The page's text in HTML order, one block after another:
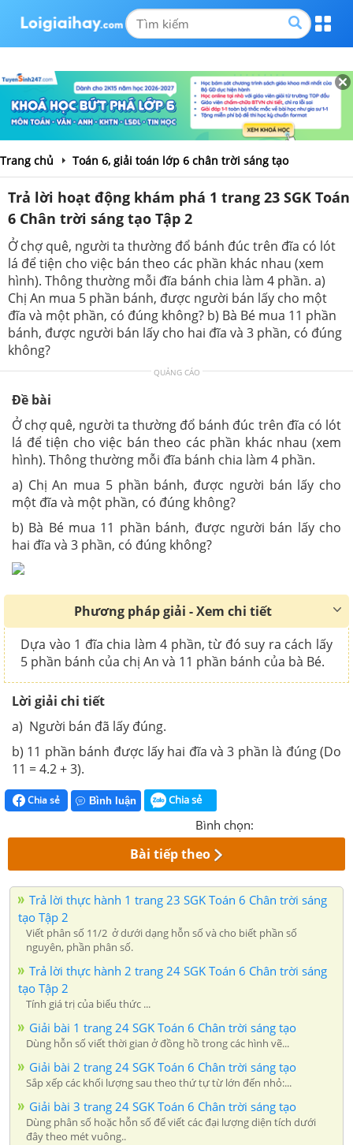
Trang chủ Toán 6, giải toán lớp 6 chân trời sáng tạo
Trả lời hoạt động khám phá 1 trang 23 SGK Toán
6 Chân trời sáng tạo Tập 2
Ở chợ quê, người ta thường đổ bánh đúc trên đĩa có lót
lá để tiện cho việc bán theo các phần khác nhau (xem
hình). Thông thường mỗi đĩa bánh chia làm 4 phần. a)
Chị An mua 5 phần bánh, được người bán lấy cho một
đĩa và một phần, có đúng không? b) Bà Bé mua 11 phần
bánh, được người bán lấy cho hai đĩa và 3 phần, có đúng
không?
QUẢNG CÁO
Đề bài
Ở chợ quê, người ta thường đổ bánh đúc trên đĩa có lót
lá để tiện cho việc bán theo các phần khác nhau (xem
hình). Thông thường mỗi đĩa bánh chia làm 4 phần.
a) Chị An mua 5 phần bánh, được người bán lấy cho
một đĩa và một phần, có đúng không?
b) Bà Bé mua 11 phần bánh, được người bán lấy cho
hai đĩa và 3 phần, có đúng không?
Phương pháp giải - Xem chi tiết
Dựa vào 1 đĩa chia làm 4 phần, từ đó suy ra cách lấy
5 phần bánh của chị An và 11 phần bánh của bà Bé.
Lời giải chi tiết
a) Người bán đã lấy đúng.
b) 11 phần bánh được lấy hai đĩa và 3 phần là đúng (Do
11 = 4.2 + 3).
Chia sẻ Bình luận Chia sẻ
Bình chọn:
Bài tiếp theo
Trả lời thực hành 1 trang 23 SGK Toán 6 Chân trời sáng
tạo Tập 2
Viết phân số 11/2 ở dưới dạng hỗn số và cho biết phần số
nguyên, phần phân số.
Trả lời thực hành 2 trang 24 SGK Toán 6 Chân trời sáng
tạo Tập 2
Tính giá trị của biểu thức ...
Giải bài 1 trang 24 SGK Toán 6 Chân trời sáng tạo
Dùng hỗn số viết thời gian ở đồng hồ trong các hình vẽ...
Giải bài 2 trang 24 SGK Toán 6 Chân trời sáng tạo
Sắp xếp các khối lượng sau theo thứ tự từ lớn đến nhỏ:...
Giải bài 3 trang 24 SGK Toán 6 Chân trời sáng tạo
Dùng phân số hoặc hỗn số để viết các đại lượng diện tích dưới
đây theo mét vuông..